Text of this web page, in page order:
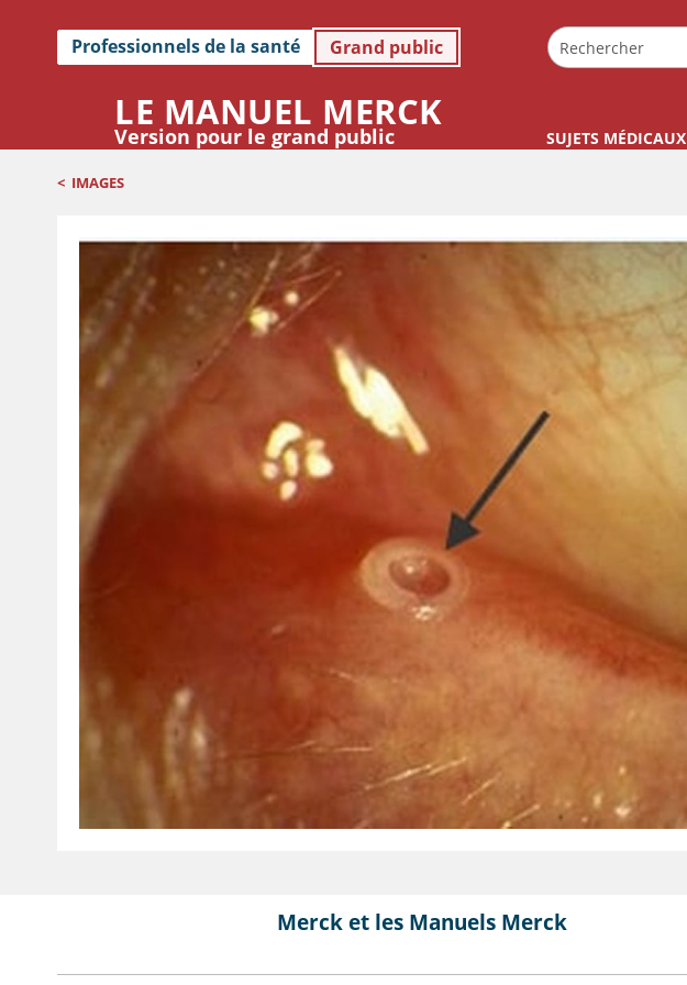
Professionnels de la santé Grand public
LE MANUEL MERCK
Version pour le grand public SUJETS MÉDICAUX
< IMAGES
Merck et les Manuels Merck